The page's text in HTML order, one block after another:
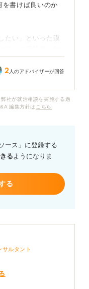
を書けば良いのか
たい」といった漠
ほかの受験者と似
か教えていただき
2 人のアドバイザーが回答
社が就活相談を実施する過
編集方針は こちら
ース」に登録する
るようになりま
る
サルタント